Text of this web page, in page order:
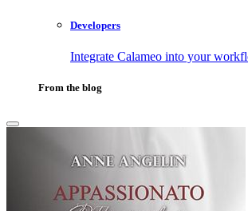
Developers
Integrate Calameo into your
From the blog